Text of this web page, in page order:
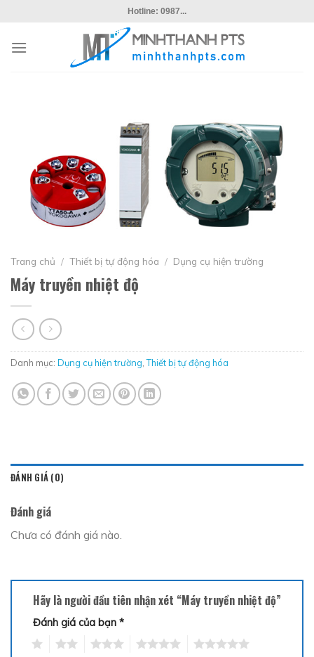
content
Hotline: 0987...
Trang chủ / Thiết bị tự động hóa / Dụng cụ hiện trường
Máy truyền nhiệt độ
Danh mục: Dụng cụ hiện trường,Thiết bị tự động hóa
ĐÁNH GIÁ (0)
Đánh giá
Chưa có đánh giá nào.
Hãy là người đầu tiên nhận xét “Máy truyền nhiệt độ”
Đánh giá của bạn *